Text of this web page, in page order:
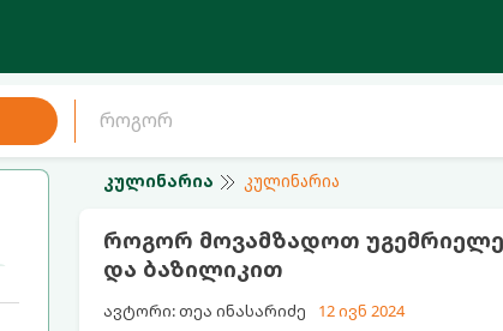
კულინარია კულინარია
როგორ მოვამზადოთ
და ბაზილიკით
ავტორი: თეა ინასარიძე 12 ივნ 2024